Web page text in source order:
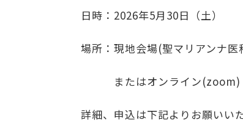
日時：2026年5月30日（土）
場所：現地会場(聖マリアンナ
またはオンライン(zoom)
詳細、申込は下記よりお願いいた